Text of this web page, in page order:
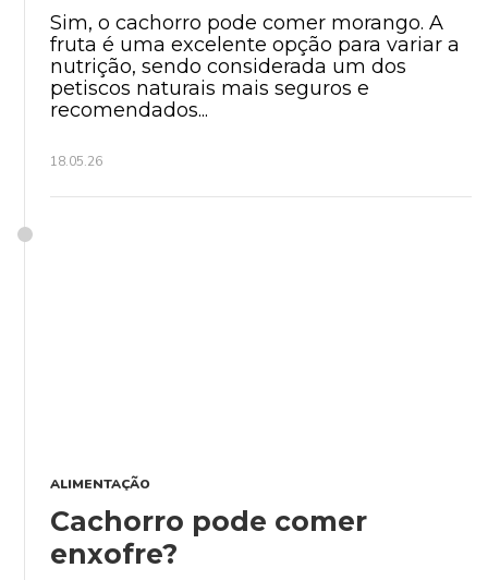
Sim, o cachorro pode comer morango. A
fruta é uma excelente opção para variar a
nutrição, sendo considerada um dos
petiscos naturais mais seguros e
recomendados...
18.05.26
ALIMENTAÇÃO
Cachorro pode comer
enxofre?